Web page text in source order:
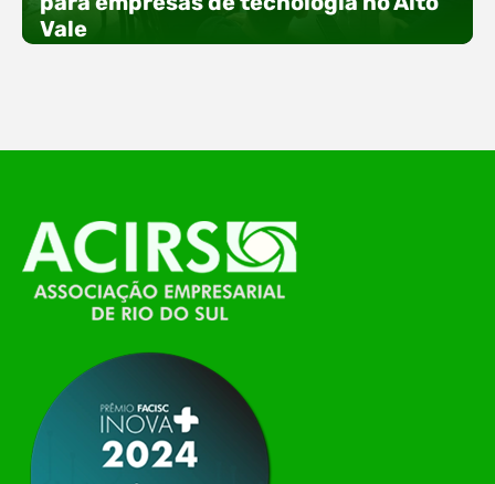
especial voltada à tecnologia, inovação e
empreendedorismo. Durante os três dias de
Vale
O Polo ACATE-ACIRS, por meio do NIAVI – Núcleo
de Tecnologia da Informação do Alto Vale do
Itajaí, realizou, no dia 21 de julho, o evento
Conexão Tech NIAVI, reunindo empresas de
tecnologia da região para uma noite de
apresentação de novas iniciativas para o setor. O
encontro aconteceu em Rio…